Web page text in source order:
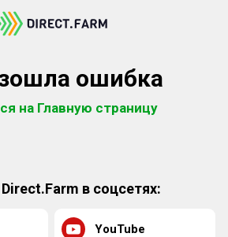
ошибка
на Главную страницу
в соцсетях:
YouTube